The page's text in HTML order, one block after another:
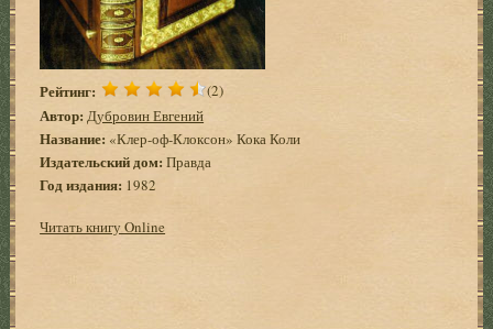
Рейтинг: (2)
Автор: Дубровин Евгений
Название: «Клер-оф-Клоксон» Кока Коли
Издательский дом: Правда
Год издания: 1982
Читать книгу Online